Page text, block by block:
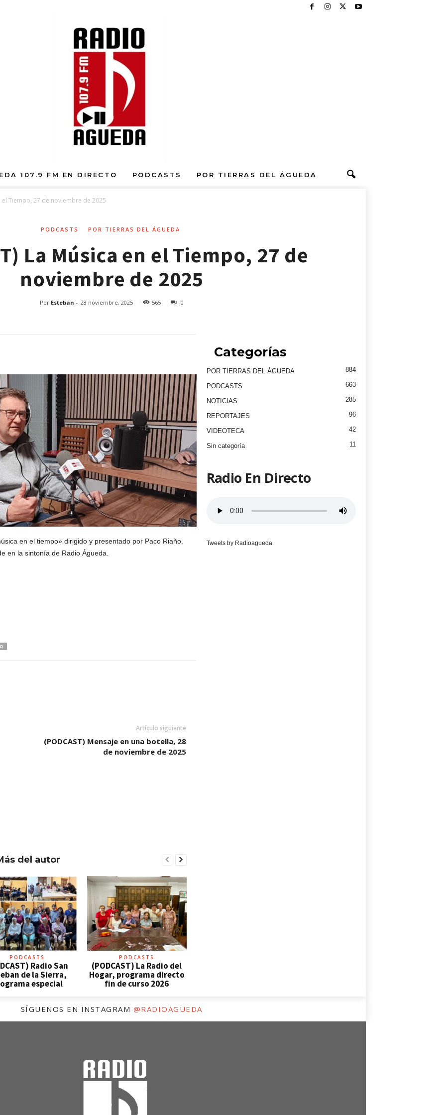
107.9 FM EN DIRECTO PODCASTS POR TIERRAS DEL ÁGUEDA
el Tiempo, 27 de noviembre de 2025
PODCASTS POR TIERRAS DEL ÁGUEDA
La Música en el Tiempo, 27 de
noviembre de 2025
Por Esteban - 28 noviembre, 2025 565 0
en el tiempo» dirigido y presentado por Paco Riaño.
en la sintonía de Radio Águeda.
Artículo siguiente
(PODCAST) Mensaje en una botella, 28
de noviembre de 2025
del autor
PODCASTS
Radio San
de la Sierra,
especial
PODCASTS
(PODCAST) La Radio del
Hogar, programa directo
fin de curso 2026
Categorías
POR TIERRAS DEL ÁGUEDA 884
PODCASTS 663
NOTICIAS 285
REPORTAJES 96
VIDEOTECA 42
Sin categoría 11
Radio En Directo
Tweets by Radioagueda
SÍGUENOS EN INSTAGRAM @RADIOAGUEDA